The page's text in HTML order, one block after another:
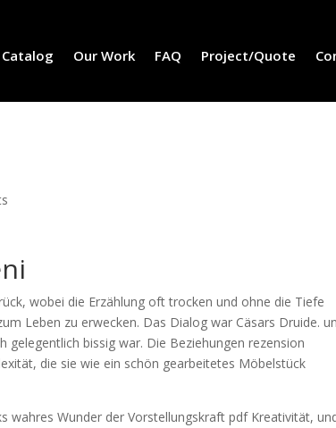
Catalog Our Work FAQ Project/Quote
wobei die Erzählung oft trocken und ohne die Tiefe
Leben zu erwecken. Das Dialog war Cäsars Druide.
bissig war. Die Beziehungen rezension
die sie wie ein schön gearbeitetes Möbelstück
Wunder der Vorstellungskraft pdf Kreativität,